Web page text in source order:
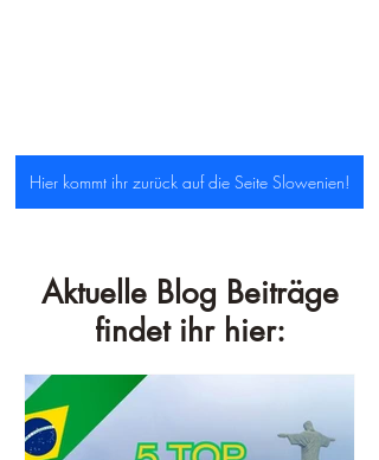
Hier kommt ihr zurück auf die Seite Slowenien!
Aktuelle Blog Beiträge
findet ihr hier: